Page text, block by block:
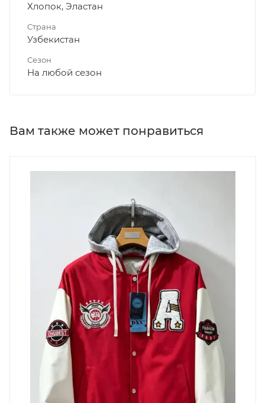
Хлопок, Эластан
Страна
Узбекистан
Сезон
На любой сезон
Вам также может понравиться